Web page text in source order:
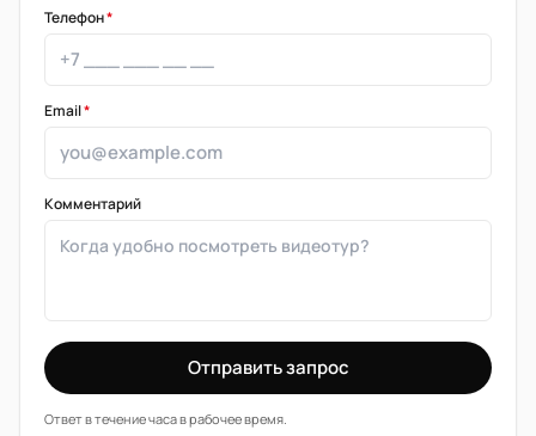
Телефон*
Email*
Комментарий
Отправить запрос
Ответ в течение часа в рабочее время.